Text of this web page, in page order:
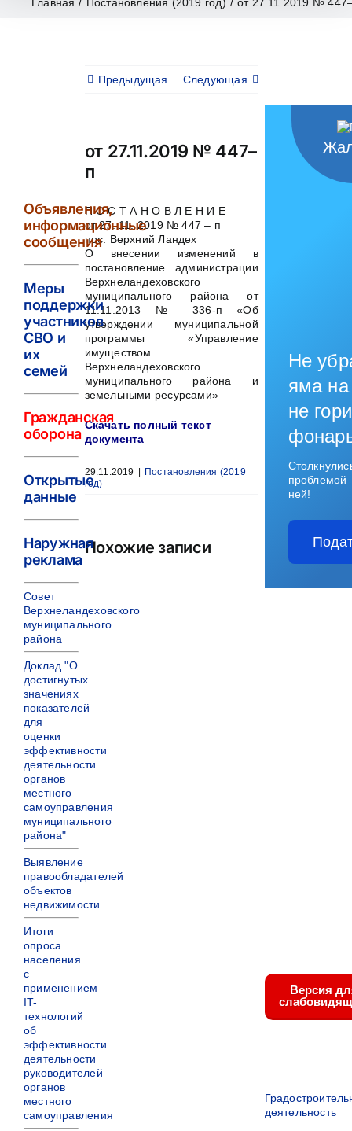
Предыдущая Следующая
от 27.11.2019 № 447–
п
П О С Т А Н О В Л Е Н И Е
от 27. 11. 2019 № 447 – п
пос. Верхний Ландех
О внесении изменений в
постановление администрации
Верхнеландеховского
муниципального района от
11.11.2013 № 336-п «Об
утверждении муниципальной
программы «Управление
имуществом
Верхнеландеховского
муниципального района и
земельными ресурсами»
Скачать полный текст
документа
29.11.2019
Постановления (2019
год)
Похожие записи
Объявления,
информационные
сообщения
Меры
поддержки
участников
СВО и
их
семей
Гражданская
оборона
Открытые
данные
Наружная
реклама
Совет
Верхнеландеховского
муниципального
района
Доклад "О
достигнутых
значениях
показателей
для
оценки
эффективности
деятельности
органов
местного
самоуправления
муниципального
района"
Выявление
правообладателей
объектов
недвижимости
Итоги
опроса
населения
с
применением
IT-
технологий
об
эффективности
деятельности
руководителей
органов
местного
самоуправления
Не
яма на
не
ней!
Версия
деятельность